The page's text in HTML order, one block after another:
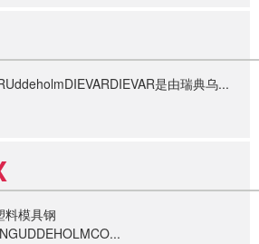
是由瑞典乌...
料模具钢